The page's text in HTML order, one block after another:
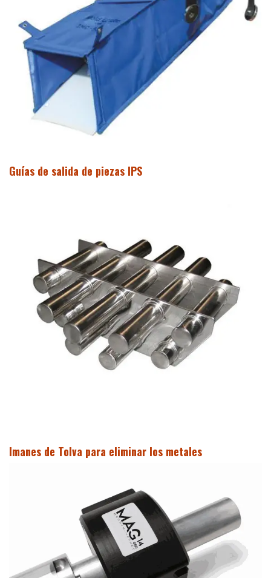
Guías de salida de piezas IPS
​Imanes de Tolva para eliminar los metales